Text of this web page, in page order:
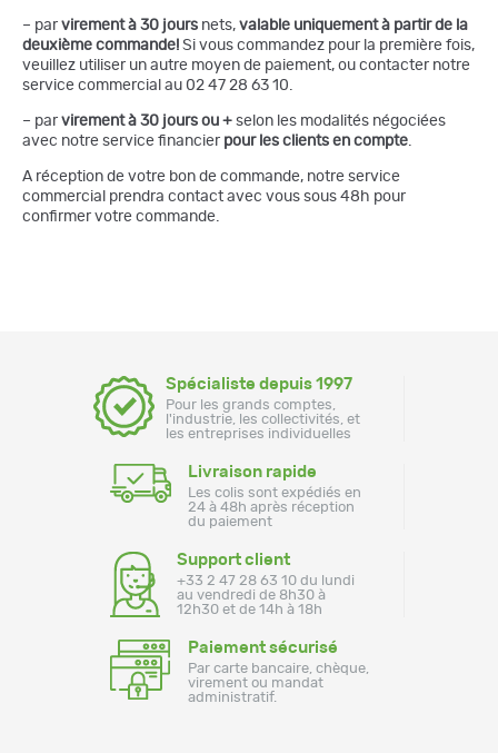
– par virement à 30 jours nets, valable uniquement à partir de la
deuxième commande! Si vous commandez pour la première fois,
veuillez utiliser un autre moyen de paiement, ou contacter notre
service commercial au 02 47 28 63 10.
– par virement à 30 jours ou + selon les modalités négociées
avec notre service financier pour les clients en compte.
A réception de votre bon de commande, notre service
commercial prendra contact avec vous sous 48h pour
confirmer votre commande.
Spécialiste depuis 1997
Pour les grands comptes,
l'industrie, les collectivités, et
les entreprises individuelles
Livraison rapide
Les colis sont expédiés en
24 à 48h après réception
du paiement
Support client
+33 2 47 28 63 10 du lundi
au vendredi de 8h30 à
12h30 et de 14h à 18h
Paiement sécurisé
Par carte bancaire, chèque,
virement ou mandat
administratif.